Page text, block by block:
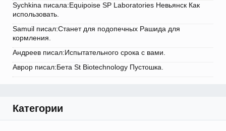
Sychkina писала:Equipoise SP Laboratories Невьянск Как
использовать.
Samuil писал:Станет для подопечных Рашида для
кормления.
Андреев писал:Испытательного срока с вами.
Аврор писал:Бета St Biotechnology Пустошка.
Категории